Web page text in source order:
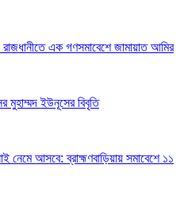
এক গণসমাবেশে জামায়াত আমির
ইউনূসের বিবৃতি
আসবে: ব্রাহ্মণবাড়িয়ায় সমাবেশে ১১